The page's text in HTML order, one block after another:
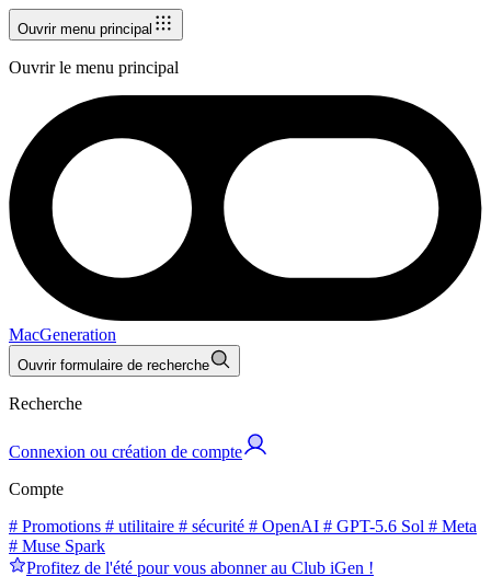
Ouvrir menu principal
Ouvrir le menu principal
MacGeneration
Ouvrir formulaire de recherche
Recherche
Connexion ou création de compte
Compte
# Promotions # utilitaire # sécurité # OpenAI # GPT-5.6 Sol # Meta
# Muse Spark
Profitez de l'été pour vous abonner au Club iGen !